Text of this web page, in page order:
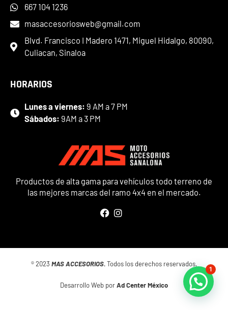
Productos de alta gama para vehículos todo terreno de
las mejores marcas del ramo 4x4 en el mercado.
667 104 1236
masaccesoriosweb@gmail.com
Blvd. Francisco I Madero 1471, Miguel Hidalgo, 80090,
Culiacan, Sinaloa
HORARIOS
Lunes a viernes: 9 AM a 7 PM
Sábados: 9AM a 3 PM
® 2023 MAS ACCESORIOS.Todos los derechos reservados.
Desarrollo Web porAd Center México
1